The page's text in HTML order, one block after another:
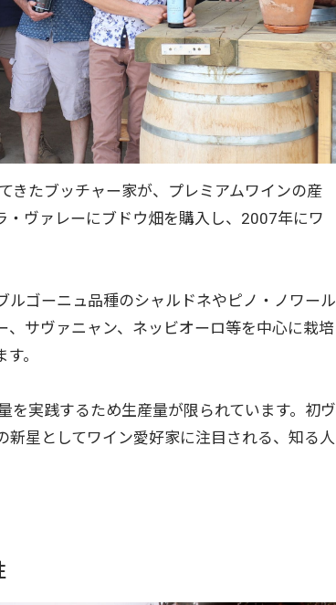
きたブッチャー家が、プレミアムワインの産
ヴァレーにブドウ畑を購入し、2007年にワ
ゴーニュ品種のシャルドネやピノ・ノワール
サヴァニャン、ネッビオーロ等を中心に栽培
。
を実践するため生産量が限られています。初ヴ
星としてワイン愛好家に注目される、知る人